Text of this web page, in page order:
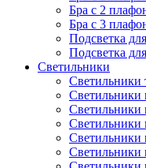
Бра с 2
Бра с 3
Подсветка
Подсветка
Светильники
Светильники
Светильники
Светильники
Светильники
Светильники
Светильники